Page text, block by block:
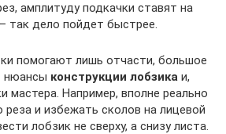
амплитуду подкачки ставят на
так дело пойдет быстрее.
помогают лишь отчасти, большое
нюансы конструкции лобзикаи,
мастера. Например, вполне реально
реза и избежать сколов на лицевой
лобзик не сверху, а снизу листа.